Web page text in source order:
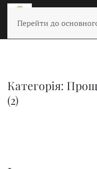
Перейти до
Категорія:
(2)